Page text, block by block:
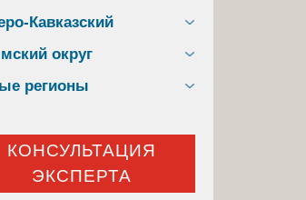
Кавказский
округ
регионы
КОНСУЛЬТАЦИЯ
ЭКСПЕРТА